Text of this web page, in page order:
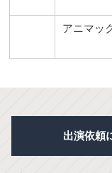
アニマッ
出演依頼